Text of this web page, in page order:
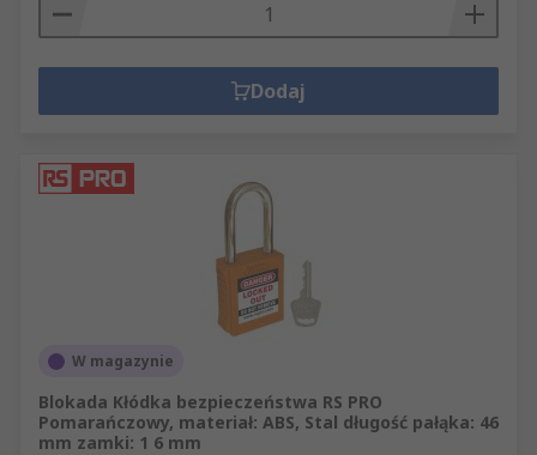
Dodaj
W magazynie
Blokada Kłódka bezpieczeństwa RS PRO
Pomarańczowy, materiał: ABS, Stal długość pałąka: 46
mm zamki: 1 6 mm